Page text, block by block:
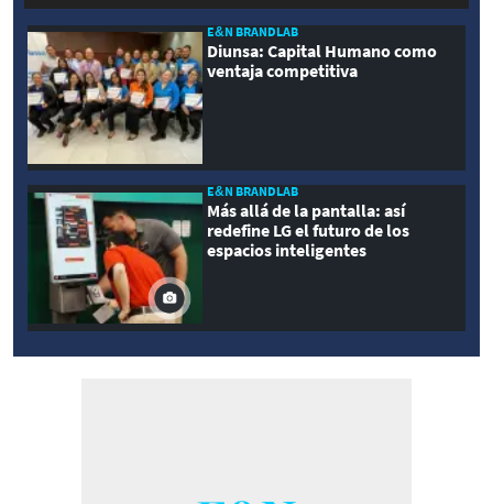
E&N BRANDLAB
Diunsa: Capital Humano como
ventaja competitiva
E&N BRANDLAB
Más allá de la pantalla: así
redefine LG el futuro de los
espacios inteligentes